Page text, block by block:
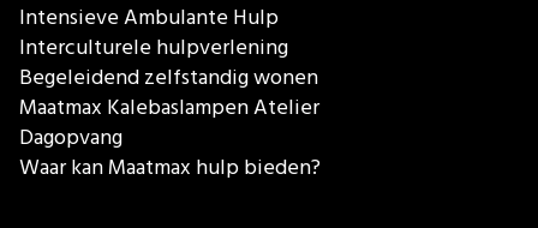
Intensieve Ambulante Hulp
Interculturele hulpverlening
Begeleidend zelfstandig wonen
Maatmax Kalebaslampen Atelier
Dagopvang
Waar kan Maatmax hulp bieden?